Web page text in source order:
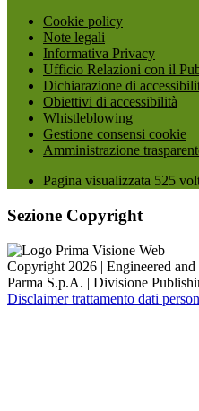
Cookie policy
Note legali
Informativa Privacy
Ufficio Relazioni con il
Dichiarazione di
Obiettivi di accessibilità
Whistleblowing
Gestione consensi cookie
Amministrazione
Pagina visualizzata 525
Sezione Copyright
Copyright 2026 | Engineered
Parma S.p.A. | Divisione
Disclaimer trattamento dati